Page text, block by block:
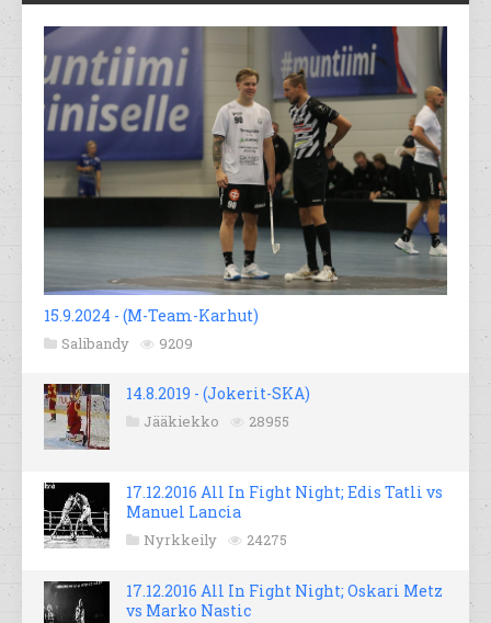
15.9.2024 - (M-Team-Karhut)
Salibandy 9209
14.8.2019 - (Jokerit-SKA)
Jääkiekko 28955
17.12.2016 All In Fight Night; Edis Tatli vs
Manuel Lancia
Nyrkkeily 24275
17.12.2016 All In Fight Night; Oskari Metz
vs Marko Nastic